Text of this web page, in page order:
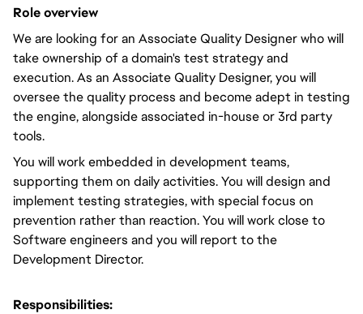
Role overview
We are looking for an Associate Quality Designer who will
take ownership of a domain's test strategy and
execution. As an Associate Quality Designer, you will
oversee the quality process and become adept in testing
the engine, alongside associated in-house or 3rd party
tools.
You will work embedded in development teams,
supporting them on daily activities. You will design and
implement testing strategies, with special focus on
prevention rather than reaction. You will work close to
Software engineers and you will report to the
Development Director.
Responsibilities: